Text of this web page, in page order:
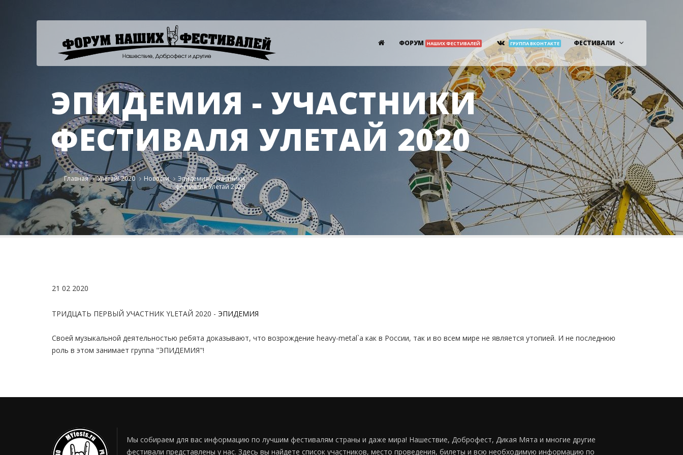
ФОРУМ НАШИХ ФЕСТИВАЛЕЙ ГРУППА ВКОНТАКТЕ ФЕСТИВАЛИ
ЭПИДЕМИЯ - УЧАСТНИКИ
ФЕСТИВАЛЯ УЛЕТАЙ 2020
Главная Улетай! 2020 Новости
Эпидемия - участники
фестиваля Улетай 2020
21 02 2020
ТРИДЦАТЬ ПЕРВЫЙ УЧАСТНИК YLETAЙ 2020 - ЭПИДЕМИЯ
Своей музыкальной деятельностью ребята доказывают, что возрождение heavy-metal`a как в России, так и во всем мире не является утопией. И не последнюю
роль в этом занимает группа "ЭПИДЕМИЯ"!
Мы собираем для вас информацию по лучшим фестивалям страны и даже мира! Нашествие, Доброфест, Дикая Мята и многие другие
фестивали представлены у нас. Здесь вы найдете список участников, место проведения, билеты и всю необходимую информацию по